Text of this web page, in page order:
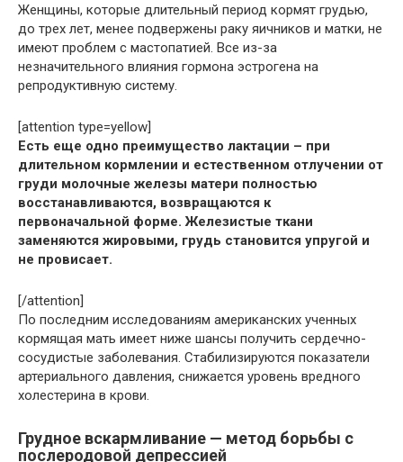
Женщины, которые длительный период кормят грудью,
до трех лет, менее подвержены раку яичников и матки, не
имеют проблем с мастопатией. Все из-за
незначительного влияния гормона эстрогена на
репродуктивную систему.
[attention type=yellow]
Есть еще одно преимущество лактации – при
длительном кормлении и естественном отлучении от
груди молочные железы матери полностью
восстанавливаются, возвращаются к
первоначальной форме. Железистые ткани
заменяются жировыми, грудь становится упругой и
не провисает.
[/attention]
По последним исследованиям американских ученных
кормящая мать имеет ниже шансы получить сердечно-
сосудистые заболевания. Стабилизируются показатели
артериального давления, снижается уровень вредного
холестерина в крови.
Грудное вскармливание — метод борьбы с
послеродовой депрессией